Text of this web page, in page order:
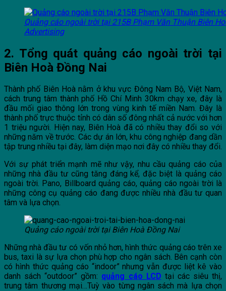
Quảng cáo ngoài trời tại 215B Phạm Văn Thuận Biên
Advertising
2. Tổng quát quảng cáo ngoài trời tại
Biên Hoà Đồng Nai
Thành phố Biên Hoà nằm ở khu vực Đông Nam Bộ, Việt Nam,
cách trung tâm thành phố Hồ Chí Minh 30km chạy xe, đây là
đầu mối giao thông lớn trong vùng kinh tế miền Nam. Đây là
thành phố trực thuộc tỉnh có dân số đông nhất cả nước với hơn
1 triệu người. Hiện nay, Biên Hoà đã có nhiều thay đổi so với
những năm về trước. Các dự án lớn, khu công nghiệp đang dần
tập trung nhiều tại đây, làm diện mạo nơi đây có nhiều thay đổi.
Với sự phát triển mạnh mẽ như vậy, nhu cầu quảng cáo của
những nhà đầu tư cũng tăng đáng kể, đặc biệt là quảng cáo
ngoài trời. Pano, Billboard quảng cáo, quảng cáo ngoài trời là
những công cụ quảng cáo đang được nhiều nhà đầu tư quan
tâm và lựa chọn.
Quảng cáo ngoài trời tại Biên Hoà Đồng Nai
Những nhà đầu tư có vốn nhỏ hơn, hình thức quảng cáo trên xe
bus, taxi là sự lựa chọn phù hợp cho ngân sách. Bên cạnh còn
có hình thức quảng cáo “indoor” nhưng vẫn được liệt kê vào
danh sách “outdoor” gồm: quảng cáo LCD tại các siêu thị,
trung tâm thương mại…Tuỳ vào từng ngân sách mà lựa chọn